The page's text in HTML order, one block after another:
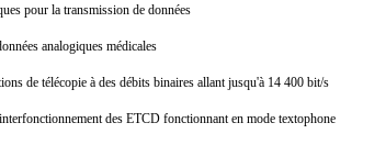
pour la transmission de données
analogiques médicales
de télécopie à des débits binaires allant jusqu'à 14 400 bit/s
des ETCD fonctionnant en mode textophone